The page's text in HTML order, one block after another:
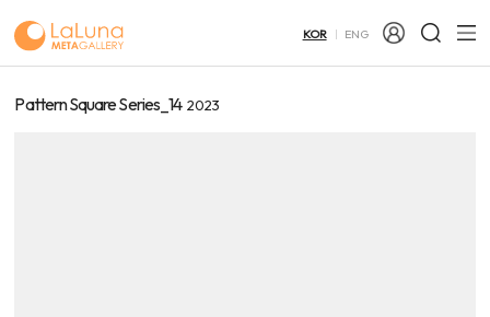
KOR ENG
Pattern Square Series_14 2023